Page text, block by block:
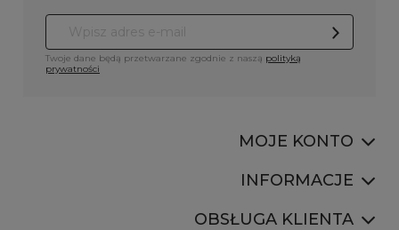
Twoje dane będą przetwarzane zgodnie z naszą polityką
prywatności
MOJE KONTO
INFORMACJE
OBSŁUGA KLIENTA